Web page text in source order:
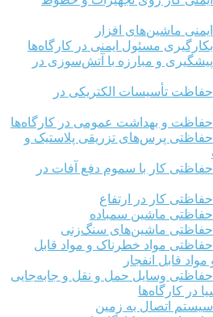
ایمنی ماشین‌های افزار
بکارگیری مسئول ایمنی در کارگاه‌ها
پیشگیری و مبارزه با آتش‌سوزی در
حفاظت تأسیسات الکتریکی در
حفاظت و بهداشت عمومی در کارگاه‌ها
حفاظتی پرس‌های تزریقی پلاستیک و
حفاظتی کار با سموم دفع آفات در
حفاظتی کار در ارتفاع
حفاظتی ماشین سمباده
حفاظتی ماشین‌های سنگ‌زنی
حفاظتی مواد خطرناک و مواد قابل
قابل انفجار
حفاظتی وسایل حمل و نقل و جابه‌جایی
در کارگاه‌ها
سیستم اتصال به زمین